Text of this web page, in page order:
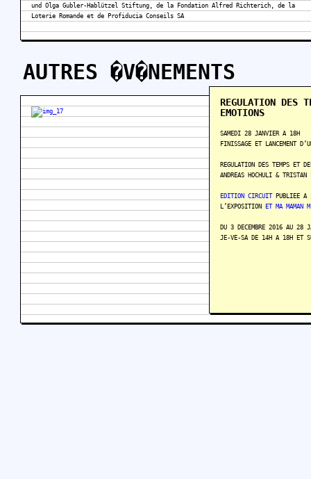
und Olga Gubler-Hablützel Stiftung, de la Fondation Alfred Richterich, de la
Loterie Romande et de Profiducia Conseils SA
AUTRES �V�NEMENTS
REGULATION DES
EMOTIONS
SAMEDI 28 JANVIER A 18H
FINISSAGE ET LANCEMENT
REGULATION DES TEMPS ET
ANDREAS HOCHULI & TRISTAN
EDITION CIRCUITPUBLIEE A
L’EXPOSITION ET MA MAMAN
DU 3 DECEMBRE 2016 AU 28
JE-VE-SA DE 14H A 18H ET